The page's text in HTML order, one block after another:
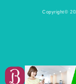
Copyright©